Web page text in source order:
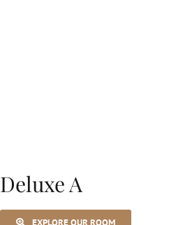
Deluxe A
EXPLORE OUR ROOM